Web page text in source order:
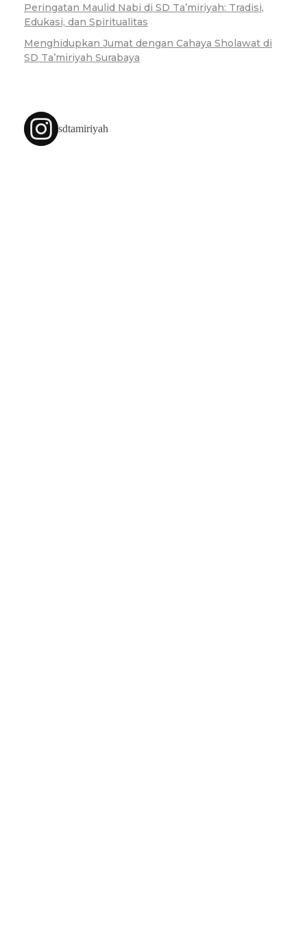
Peringatan Maulid Nabi di SD Ta’miriyah: Tradisi,
Edukasi, dan Spiritualitas
Menghidupkan Jumat dengan Cahaya Sholawat di
SD Ta’miriyah Surabaya
sdtamiriyah